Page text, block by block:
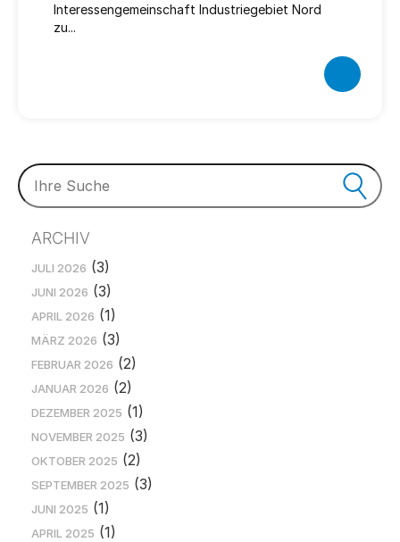
Interessengemeinschaft Industriegebiet Nord
zu...
ARCHIV
JULI 2026 (3)
JUNI 2026 (3)
APRIL 2026 (1)
MÄRZ 2026 (3)
FEBRUAR 2026 (2)
JANUAR 2026 (2)
DEZEMBER 2025 (1)
NOVEMBER 2025 (3)
OKTOBER 2025 (2)
SEPTEMBER 2025 (3)
JUNI 2025 (1)
APRIL 2025 (1)